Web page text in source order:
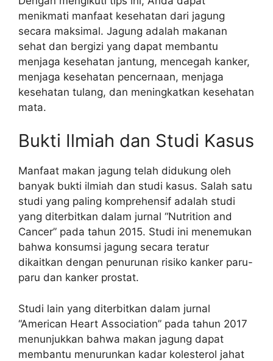
menikmati manfaat kesehatan dari jagung
secara maksimal. Jagung adalah makanan
sehat dan bergizi yang dapat membantu
menjaga kesehatan jantung, mencegah kanker,
menjaga kesehatan pencernaan, menjaga
kesehatan tulang, dan meningkatkan kesehatan
mata.
Bukti Ilmiah dan Studi Kasus
Manfaat makan jagung telah didukung oleh
banyak bukti ilmiah dan studi kasus. Salah satu
studi yang paling komprehensif adalah studi
yang diterbitkan dalam jurnal “Nutrition and
Cancer” pada tahun 2015. Studi ini menemukan
bahwa konsumsi jagung secara teratur
dikaitkan dengan penurunan risiko kanker paru-
paru dan kanker prostat.
Studi lain yang diterbitkan dalam jurnal
“American Heart Association” pada tahun 2017
menunjukkan bahwa makan jagung dapat
membantu menurunkan kadar kolesterol jahat